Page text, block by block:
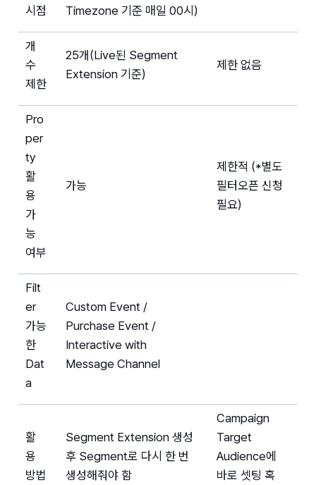
시점
Timezone 기준 매일 00시)
개
수
제한
25개(Live된 Segment
Extension 기준)
제한 없음
Pro
per
ty
활
용
가
능
여부
가능
제한적 (*별도
필터오픈 신청
필요)
Filt
er
가능
한
Dat
a
Custom Event /
Purchase Event /
Interactive with
Message Channel
활
용
방법
Segment Extension 생성
후 Segment로 다시 한 번
생성해줘야 함
Campaign
Target
Audience에
바로 셋팅 혹